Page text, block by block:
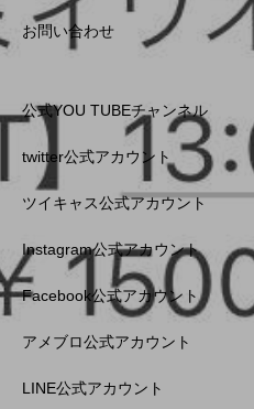
お問い合わせ
公式YOU TUBEチャンネル
twitter公式アカウント
ツイキャス公式アカウント
Instagram公式アカウント
Facebook公式アカウント
アメブロ公式アカウント
LINE公式アカウント